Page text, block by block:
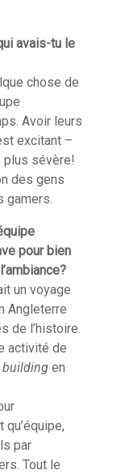
avais-tu le
chose de
Avoir leurs
excitant –
plus sévère!
des gens
gamers
pour bien
un voyage
Angleterre
de l’histoire.
activité de
building en
qu’équipe,
par
. Tout le